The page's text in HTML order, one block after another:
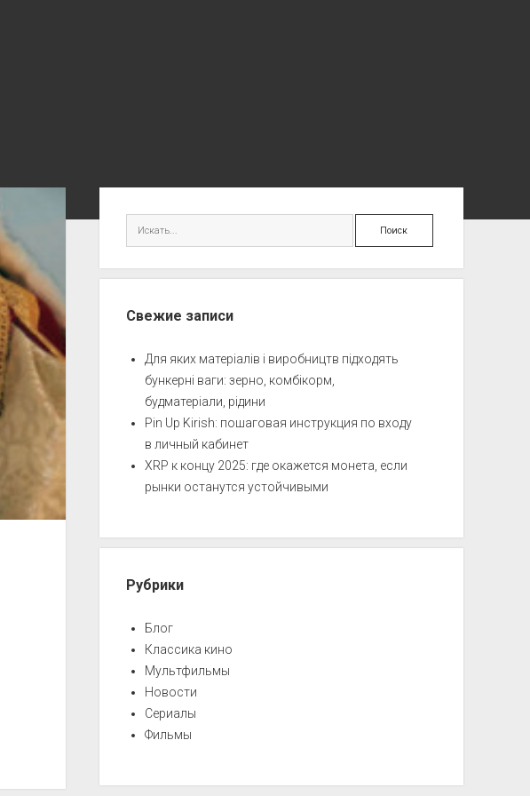
панель
Поиск
Свежие записи
Для яких матеріалів і виробництв підходять
бункерні ваги: зерно, комбікорм,
будматеріали, рідини
Pin Up Kirish: пошаговая инструкция по входу
в личный кабинет
XRP к концу 2025: где окажется монета, если
рынки останутся устойчивыми
Рубрики
Блог
Классика кино
Мультфильмы
Новости
Сериалы
Фильмы